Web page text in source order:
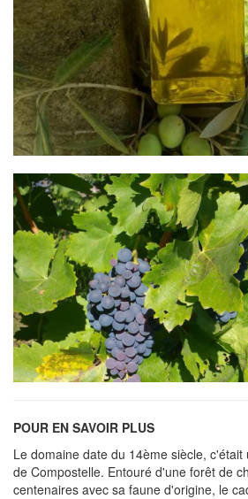
POUR EN SAVOIR PLUS
Le domaine date du 14ème siècle,
de Compostelle. Entouré d'une forêt de
centenaires avec sa faune d'origine, le